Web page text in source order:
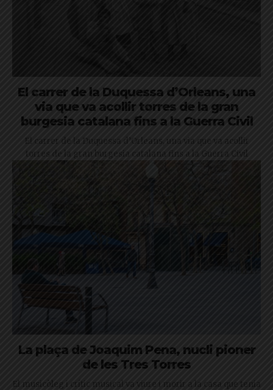
El carrer de la Duquessa d’Orleans, una
via que va acollir torres de la gran
burgesia catalana fins a la Guerra Civil
El carrer de la Duquessa d’Orleans, una via que va acollir
torres de la gran burgesia catalana fins a la Guerra Civil
La plaça de Joaquim Pena, nucli pioner
de les Tres Torres
El musicòleg i crític musical va viure i morir a la casa que tenia